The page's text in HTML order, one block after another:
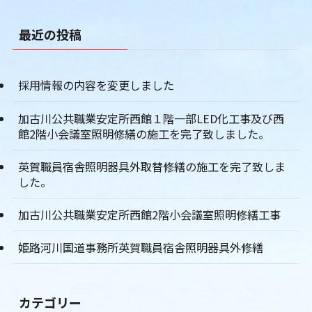
最近の投稿
採用情報の内容を変更しました
加古川公共職業安定所西館１階一部LED化工事及び西
館2階小会議室照明修繕の施工を完了致しました。
英賀職員宿舎照明器具外取替修繕の施工を完了致しま
した。
加古川公共職業安定所西館2階小会議室照明修繕工事
姫路河川国道事務所英賀職員宿舎照明器具外修繕
カテゴリー